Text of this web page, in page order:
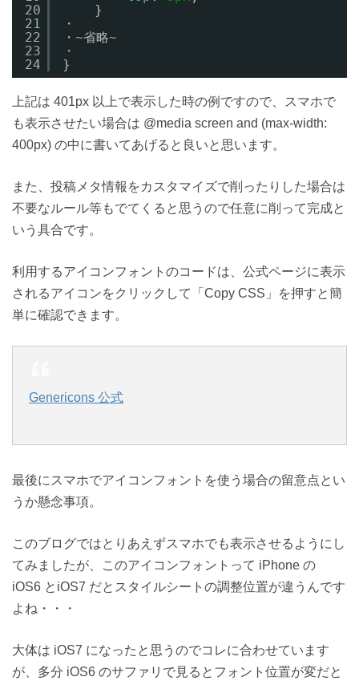
20
21
22
23
24
}
・
・~省略~
・
}
上記は 401px 以上で表示した時の例ですので、スマホで
も表示させたい場合は @media screen and (max-width:
400px) の中に書いてあげると良いと思います。
また、投稿メタ情報をカスタマイズで削ったりした場合は
不要なルール等もでてくると思うので任意に削って完成と
いう具合です。
利用するアイコンフォントのコードは、公式ページに表示
されるアイコンをクリックして「Copy CSS」を押すと簡
単に確認できます。
Genericons 公式
最後にスマホでアイコンフォントを使う場合の留意点とい
うか懸念事項。
このブログではとりあえずスマホでも表示させるようにし
てみましたが、このアイコンフォントって iPhone の
iOS6 とiOS7 だとスタイルシートの調整位置が違うんです
よね・・・
大体は iOS7 になったと思うのでコレに合わせています
が、多分 iOS6 のサファリで見るとフォント位置が変だと